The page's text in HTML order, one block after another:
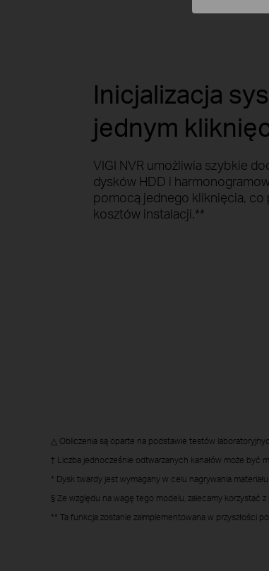
Inicjalizacja
jednym
VIGI NVR umożliwia szybkie
dysków HDD i
pomocą jednego kliknięcia, co
kosztów instalacji.**
△ Obliczenia są oparte na podstawie testów
† Liczba jednocześnie odtwarzanych kanałów może być
* Dysk twardy jest wymagany w celu nagrywania
§ Ze względu na wagę tego modelu, zalecamy korzystać
** Ta funkcja zostanie zaimplementowana w przyszłości